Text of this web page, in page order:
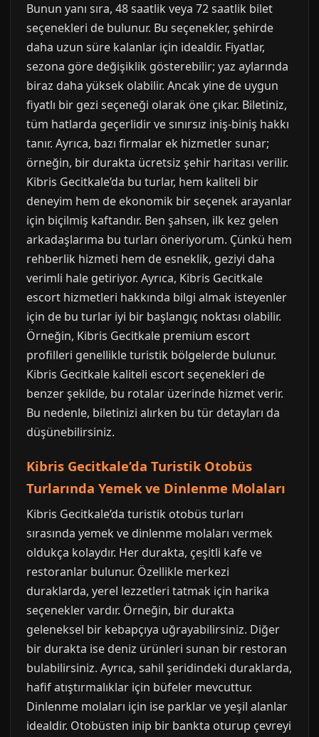
Bunun yanı sıra, 48 saatlik veya 72 saatlik bilet
seçenekleri de bulunur. Bu seçenekler, şehirde
daha uzun süre kalanlar için idealdir. Fiyatlar,
sezona göre değişiklik gösterebilir; yaz aylarında
biraz daha yüksek olabilir. Ancak yine de uygun
fiyatlı bir gezi seçeneği olarak öne çıkar. Biletiniz,
tüm hatlarda geçerlidir ve sınırsız iniş-biniş hakkı
tanır. Ayrıca, bazı firmalar ek hizmetler sunar;
örneğin, bir durakta ücretsiz şehir haritası verilir.
Kibris Gecitkale’da bu turlar, hem kaliteli bir
deneyim hem de ekonomik bir seçenek arayanlar
için biçilmiş kaftandır. Ben şahsen, ilk kez gelen
arkadaşlarıma bu turları öneriyorum. Çünkü hem
rehberlik hizmeti hem de esneklik, geziyi daha
verimli hale getiriyor. Ayrıca, Kibris Gecitkale
escort hizmetleri hakkında bilgi almak isteyenler
için de bu turlar iyi bir başlangıç noktası olabilir.
Örneğin, Kibris Gecitkale premium escort
profilleri genellikle turistik bölgelerde bulunur.
Kibris Gecitkale kaliteli escort seçenekleri de
benzer şekilde, bu rotalar üzerinde hizmet verir.
Bu nedenle, biletinizi alırken bu tür detayları da
düşünebilirsiniz.
Kibris Gecitkale’da Turistik Otobüs
Turlarında Yemek ve Dinlenme Molaları
Kibris Gecitkale’da turistik otobüs turları
sırasında yemek ve dinlenme molaları vermek
oldukça kolaydır. Her durakta, çeşitli kafe ve
restoranlar bulunur. Özellikle merkezi
duraklarda, yerel lezzetleri tatmak için harika
seçenekler vardır. Örneğin, bir durakta
geleneksel bir kebapçıya uğrayabilirsiniz. Diğer
bir durakta ise deniz ürünleri sunan bir restoran
bulabilirsiniz. Ayrıca, sahil şeridindeki duraklarda,
hafif atıştırmalıklar için büfeler mevcuttur.
Dinlenme molaları için ise parklar ve yeşil alanlar
idealdir. Otobüsten inip bir bankta oturup çevreyi